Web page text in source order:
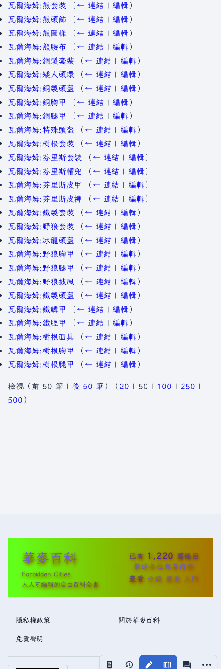
視圖 更多
瓦爾海姆:熊套裝
（ ← 連結 | 編輯）
瓦爾海姆:熊頭飾
（ ← 連結 | 編輯）
瓦爾海姆:熊圖樣
（ ← 連結 | 編輯）
瓦爾海姆:熊腰布
（ ← 連結 | 編輯）
瓦爾海姆:銅製套裝
（ ← 連結 | 編輯）
瓦爾海姆:矮人頭環
（ ← 連結 | 編輯）
瓦爾海姆:銅製頭盔
（ ← 連結 | 編輯）
瓦爾海姆:銅胸甲
（ ← 連結 | 編輯）
瓦爾海姆:銅腿甲
（ ← 連結 | 編輯）
瓦爾海姆:特殊頭盔
（ ← 連結 | 編輯）
瓦爾海姆:樹根套裝
（ ← 連結 | 編輯）
瓦爾海姆:芬里斯套裝
（ ← 連結 | 編輯）
瓦爾海姆:芬里斯帽兜
（ ← 連結 | 編輯）
瓦爾海姆:芬里斯皮甲
（ ← 連結 | 編輯）
瓦爾海姆:芬里斯皮褲
（ ← 連結 | 編輯）
瓦爾海姆:鐵製套裝
（ ← 連結 | 編輯）
瓦爾海姆:野狼套裝
（ ← 連結 | 編輯）
瓦爾海姆:冰龍頭盔
（ ← 連結 | 編輯）
瓦爾海姆:野狼胸甲
（ ← 連結 | 編輯）
瓦爾海姆:野狼腿甲
（ ← 連結 | 編輯）
瓦爾海姆:野狼披風
（ ← 連結 | 編輯）
瓦爾海姆:鐵製頭盔
（ ← 連結 | 編輯）
瓦爾海姆:鐵鱗甲
（ ← 連結 | 編輯）
瓦爾海姆:鐵脛甲
（ ← 連結 | 編輯）
瓦爾海姆:樹根面具
（ ← 連結 | 編輯）
瓦爾海姆:樹根胸甲
（ ← 連結 | 編輯）
瓦爾海姆:樹根腿甲
（ ← 連結 | 編輯）
檢視（ 前 50 筆 | 後 50 筆 ）（ 20 | 50 | 100 | 250 |
500 ）
華麥百科
Forbidden Cities
人人可編輯的自由百科全書
已有 1,220 篇條目
歡迎各位完善內容
查看 分類 變更 入門
隱私權政策 關於華麥百科
免責聲明